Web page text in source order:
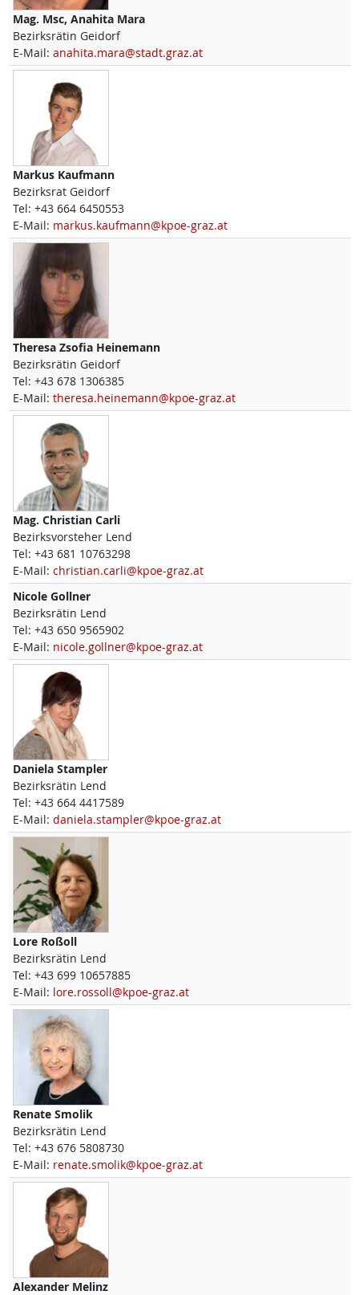
Mag. Msc, Anahita Mara
Bezirksrätin Geidorf
E-Mail: anahita.mara@stadt.graz.at
Markus Kaufmann
Bezirksrat Geidorf
Tel: +43 664 6450553
E-Mail: markus.kaufmann@kpoe-graz.at
Theresa Zsofia Heinemann
Bezirksrätin Geidorf
Tel: +43 678 1306385
E-Mail: theresa.heinemann@kpoe-graz.at
Mag. Christian Carli
Bezirksvorsteher Lend
Tel: +43 681 10763298
E-Mail: christian.carli@kpoe-graz.at
Nicole Gollner
Bezirksrätin Lend
Tel: +43 650 9565902
E-Mail: nicole.gollner@kpoe-graz.at
Daniela Stampler
Bezirksrätin Lend
Tel: +43 664 4417589
E-Mail: daniela.stampler@kpoe-graz.at
Lore Roßoll
Bezirksrätin Lend
Tel: +43 699 10657885
E-Mail: lore.rossoll@kpoe-graz.at
Renate Smolik
Bezirksrätin Lend
Tel: +43 676 5808730
E-Mail: renate.smolik@kpoe-graz.at
Alexander Melinz